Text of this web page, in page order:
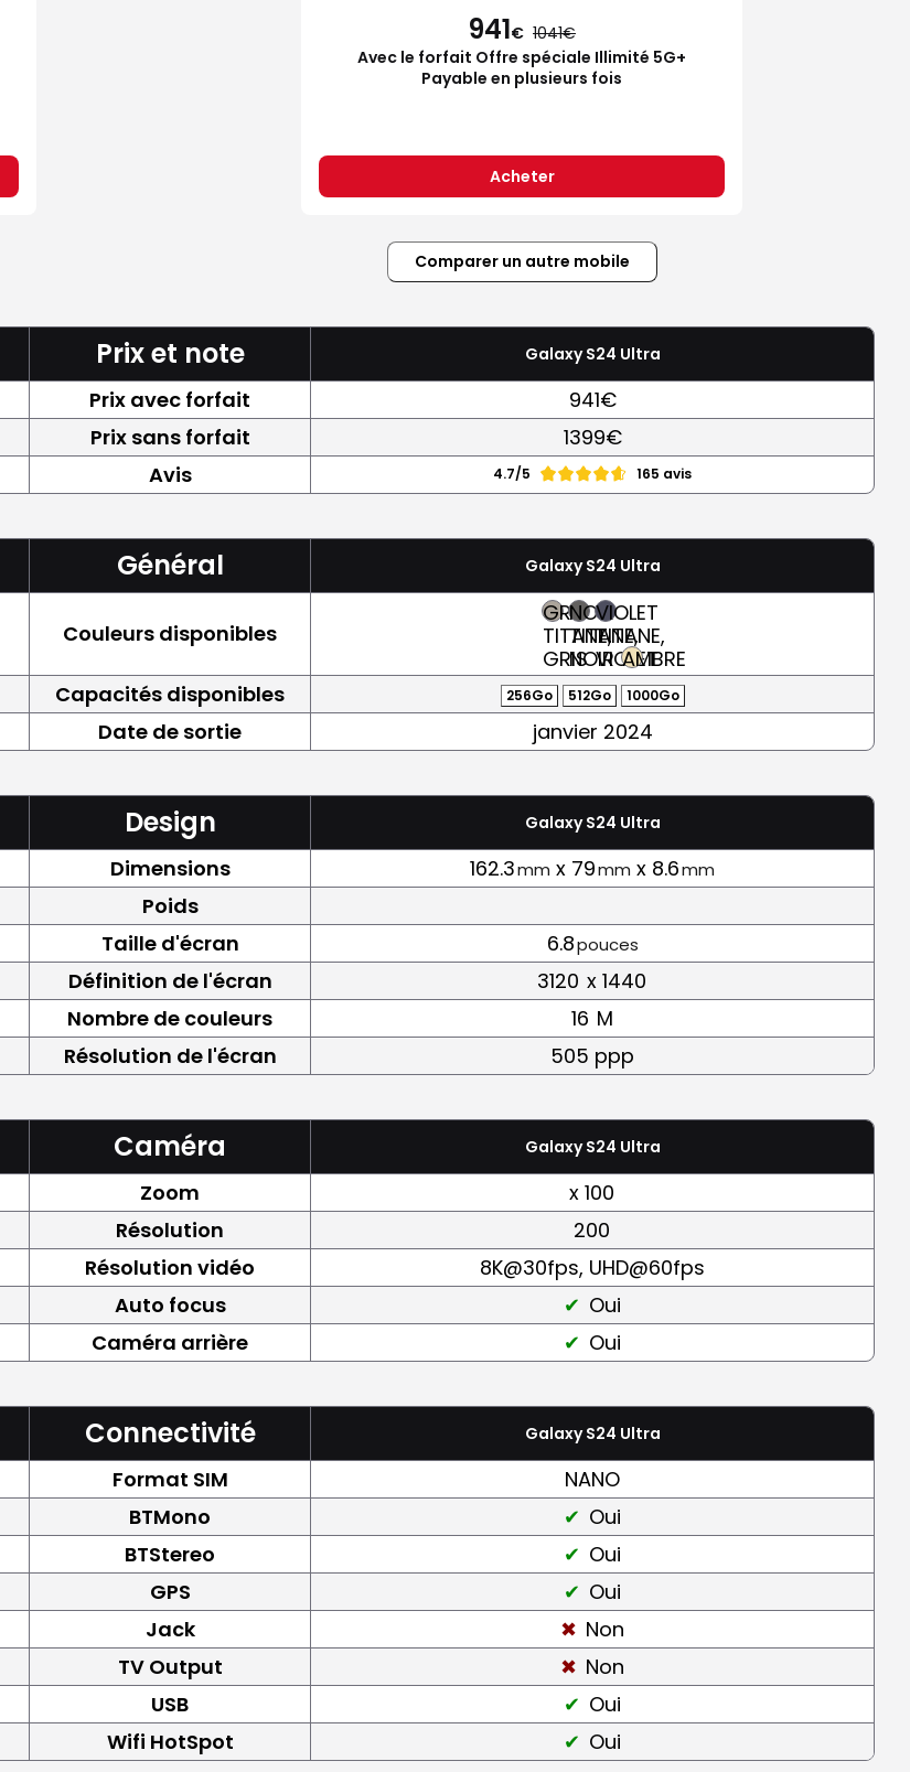
941€ 1041
Avec le forfait Offre spéciale Illimité 5G+
Payable en plusieurs fois
Acheter
Comparer un autre mobile
Prix et note Galaxy S24 Ultra
Prix avec forfait
941€
Prix sans forfait 1399€
Avis 4.7/5 165 avis
Général Galaxy S24 Ultra
Couleurs disponibles
GRIS
TITANE,
GRIS
NOIR
TITANE,
NOIR
VIOLET
TITANE,
VIOLET
AMBRE
Capacités disponibles 256Go 512Go 1000Go
Date de sortie janvier 2024
Design Galaxy S24 Ultra
Dimensions 162.3mm x 79mm x 8.6mm
Poids
Taille d'écran 6.8pouces
Définition de l'écran 3120 x 1440
Nombre de couleurs 16 M
Résolution de l'écran 505 ppp
Caméra Galaxy S24 Ultra
Zoom
x 100
Résolution
200
Résolution vidéo
8K@30fps, UHD@60fps
Auto focus
Oui
Caméra arrière Oui
Connectivité Galaxy S24 Ultra
Format SIM
NANO
BTMono
Oui
BTStereo
Oui
GPS
Oui
Jack
Non
TV Output
Non
USB
Oui
Wifi HotSpot Oui